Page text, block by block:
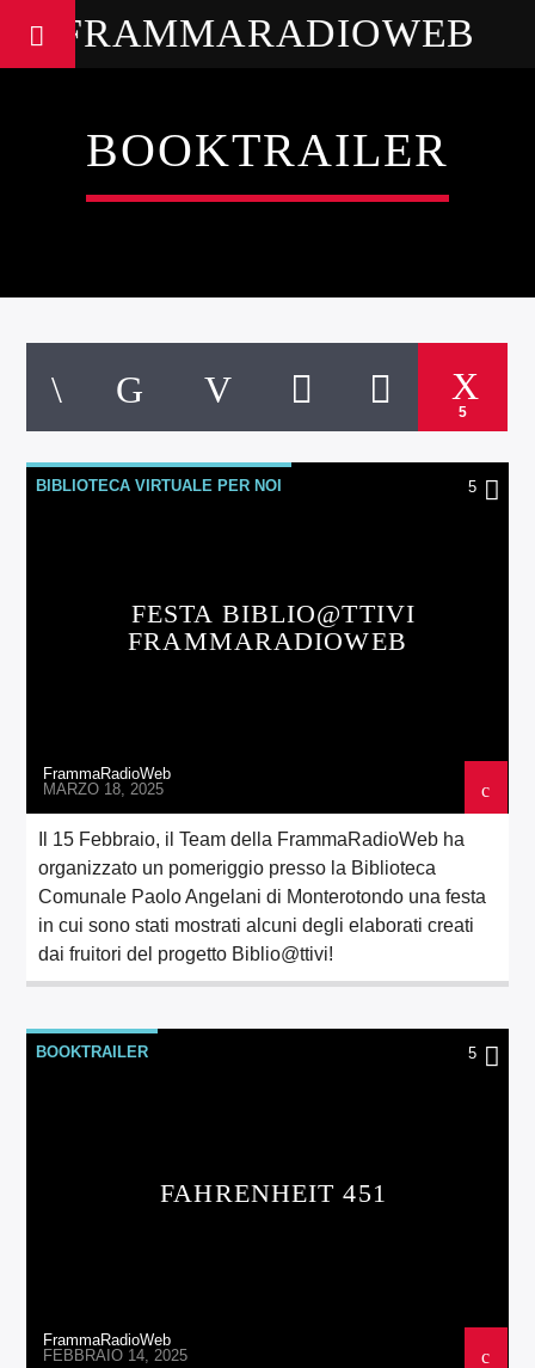
FRAMMARADIOWEB
BOOKTRAILER
5
BIBLIOTECA VIRTUALE PER NOI 5
FESTA BIBLIO@TTIVI
FRAMMARADIOWEB
FrammaRadioWeb
MARZO 18, 2025
Il 15 Febbraio, il Team della FrammaRadioWeb ha
organizzato un pomeriggio presso la Biblioteca
Comunale Paolo Angelani di Monterotondo una festa
in cui sono stati mostrati alcuni degli elaborati creati
dai fruitori del progetto Biblio@ttivi!
BOOKTRAILER 5
FAHRENHEIT 451
FrammaRadioWeb
FEBBRAIO 14, 2025